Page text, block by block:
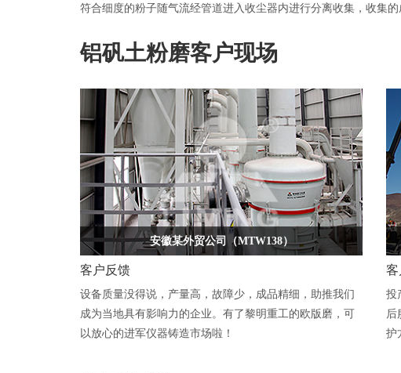
符合细度的粉子随气流经管道进入收尘器内进行分离收集，收集
铝矾土粉磨客户现场
安徽某外贸公司（MTW138）
客户反馈
设备质量没得说，产量高，故障少，成品精细，助推我们
成为当地具有影响力的企业。有了黎明重工的欧版磨，可
以放心的进军仪器铸造市场啦！
客
投
后
护